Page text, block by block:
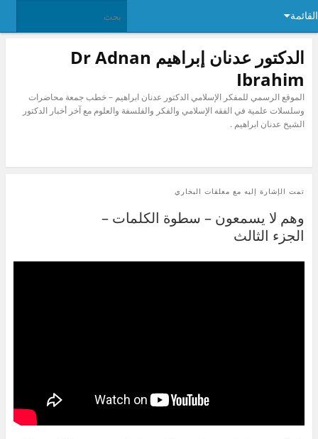
القائمة
الدكتور عدنان إبراهيم Dr Adnan
Ibrahim
الموقع الرسمي للمفكر الإسلامي الدكتور عدنان ابراهيم – خطب جمعة محاضرات
وسلسلات علمية في الفقه الإسلامي والفكر والفلسفة والعلوم مع آخر أخبار الدكتور
الشيخ عدنان ابراهيم .
تمت الإشارة إليه مع معلقات البخاري
وهم لا يسمعون – سطوة الكلمات –
الجزء الثالث